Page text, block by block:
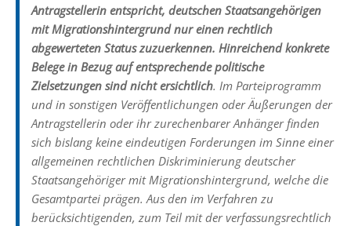
Antragstellerin entspricht, deutschen Staatsangehörigen
mit Migrationshintergrund nur einen rechtlich
abgewerteten Status zuzuerkennen. Hinreichend konkrete
Belege in Bezug auf entsprechende politische
Zielsetzungen sind nicht ersichtlich. Im Parteiprogramm
und in sonstigen Veröffentlichungen oder Äußerungen der
Antragstellerin oder ihr zurechenbarer Anhänger finden
sich bislang keine eindeutigen Forderungen im Sinne einer
allgemeinen rechtlichen Diskriminierung deutscher
Staatsangehöriger mit Migrationshintergrund, welche die
Gesamtpartei prägen. Aus den im Verfahren zu
berücksichtigenden, zum Teil mit der verfassungsrechtlich